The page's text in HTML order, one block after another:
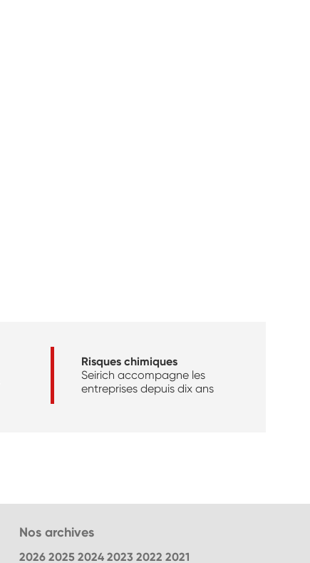
Risques chimiques
Seirich accompagne les
entreprises depuis dix ans
Nos archives
2026 2025 2024 2023 2022 2021